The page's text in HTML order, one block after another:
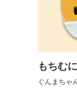
もちむ
ぐんまちゃ